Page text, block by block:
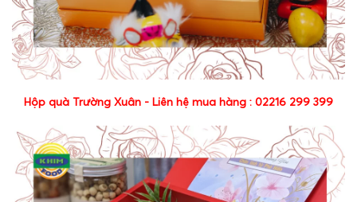
Hộp quà Trường Xuân - Liên hệ mua hàng : 02216 299 399